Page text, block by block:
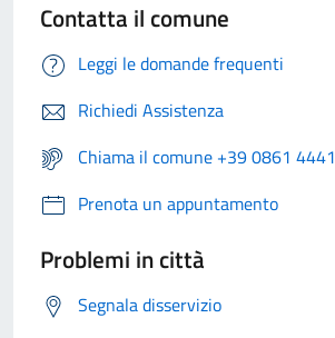
Contatta il comune
Leggi le domande frequenti
Richiedi Assistenza
Chiama il comune +39 0861 4441
Prenota un appuntamento
Problemi in città
Segnala disservizio